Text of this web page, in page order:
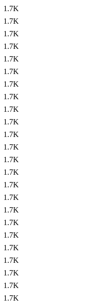
1.7K
1.7K
1.7K
1.7K
1.7K
1.7K
1.7K
1.7K
1.7K
1.7K
1.7K
1.7K
1.7K
1.7K
1.7K
1.7K
1.7K
1.7K
1.7K
1.7K
1.7K
1.7K
1.7K
1.7K